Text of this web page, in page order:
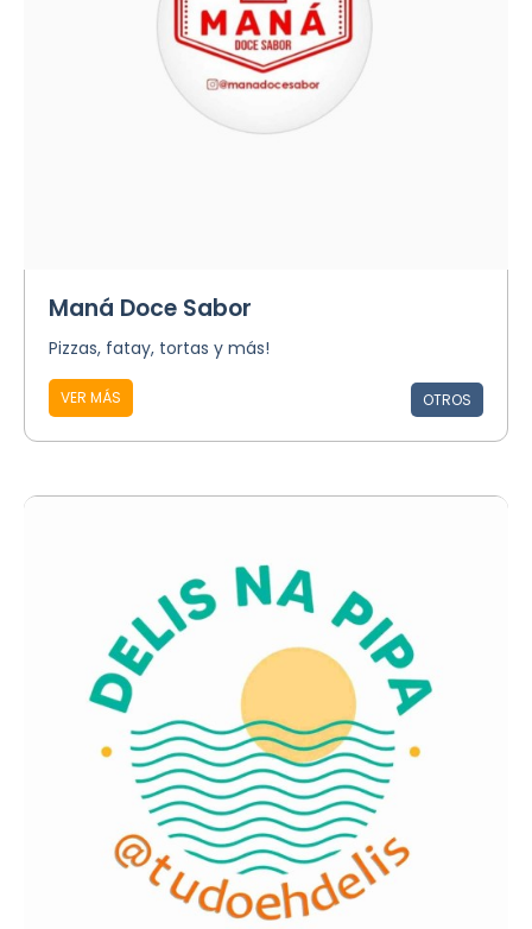
Maná Doce Sabor
Pizzas, fatay, tortas y más!
VER MÁS OTROS